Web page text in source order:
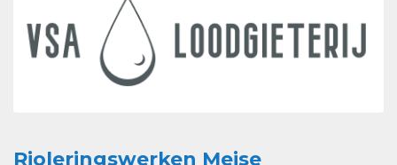
Rioleringswerken Meise